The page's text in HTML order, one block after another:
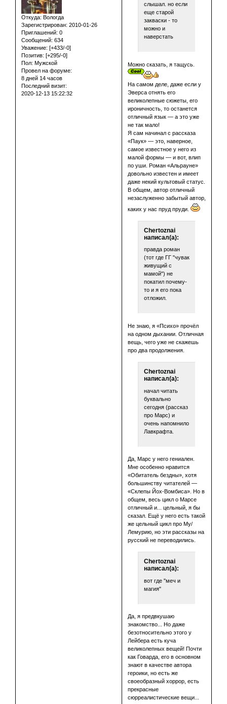
Откуда: Вологда
Зарегистрирован: 2010-01-26
Приглашений: 0
Сообщений: 634
Уважение: [+433/-0]
Позитив: [+295/-0]
Пол: Мужской
Провел на форуме:
8 дней 14 часов
Последний визит:
2020-12-13 15:22:32
слышал. но если
еще старой
закваски - то
можно и
наверстать
Можно сказать, я тащусь.
На самом деле, даже если у
Эверса отнять его
великолепные сюжеты, его
ироничность, то останется
отличный язык — а это уже
не так мало!
Я сам начинал с рассказа
«Паук» — это, наверное,
самое известное у него из
малой формы — и вот, влип
по уши. Роман «Альрауне»
довольно известен и имеет
даже некий культовый статус.
В общем, автор отличный
незаслуженно забытый автор,
каких у нас пруд пруди.
Chertoznai
написал(а):
правда роман
(тот где ГГ "чувак
живущий с
мамой") не
покатил почему-
то и я его пока
отложил.
Не знаю, я «Психо» прочёл
на одном дыхании. Отличная
вещь, чего уже не скажешь
про два продолжения.
Chertoznai
написал(а):
начал читать
буквально
сегодня (рассказ
про Марс) и
очень напомнило
Лавкрафта.
Да, Марс у него гениален.
Мне особенно нравится
«Обитатель бездны», хотя
большинству читателей —
«Склепы Йох-Вомбиса». Но в
общем, весь цикл о Марсе
отличный и... цельный, я бы
сказал. Ещё у него есть такой
же цельный цикл про Му/
Лемурию, но эти рассказы на
русский не переводились.
Chertoznai
написал(а):
вот где "меч и
магия"
Да, я предвкушаю
знакомство... Но даже
безотносительно этого у
Лейбера есть куча
великолепных вещей! Почти
как Говарда, его в основном
знают в качестве автора
героики, но есть же
своеобразный хоррор, есть
прекрасные
сюрреалистические вещи...